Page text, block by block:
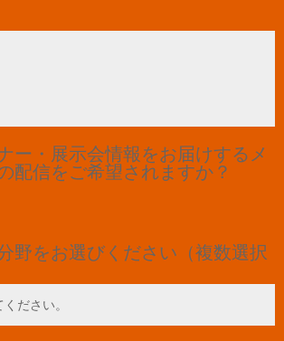
ー・展示会情報をお届けするメ
配信をご希望されますか？
野をお選びください（複数選択
ださい。